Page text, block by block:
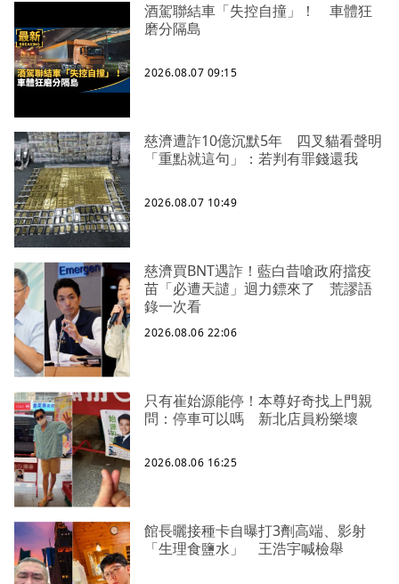
酒駕聯結車「失控自撞」！ 車體狂
磨分隔島
2026.08.07 09:15
慈濟遭詐10億沉默5年 四叉貓看聲明
「重點就這句」：若判有罪錢還我
2026.08.07 10:49
慈濟買BNT遇詐！藍白昔嗆政府擋疫
苗「必遭天譴」迴力鏢來了 荒謬語
錄一次看
2026.08.06 22:06
只有崔始源能停！本尊好奇找上門親
問：停車可以嗎 新北店員粉樂壞
2026.08.06 16:25
館長曬接種卡自曝打3劑高端、影射
「生理食鹽水」 王浩宇喊檢舉